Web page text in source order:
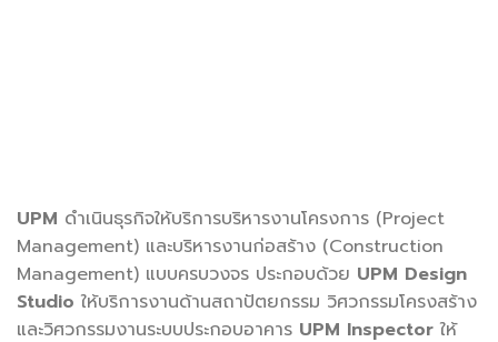
UPM ดำเนินธุรกิจให้บริการบริหารงานโครงการ (Project
Management) และบริหารงานก่อสร้าง (Construction
Management) แบบครบวงจร ประกอบด้วย UPM Design
Studio ให้บริการงานด้านสถาปัตยกรรม วิศวกรรมโครงสร้าง
และวิศวกรรมงานระบบประกอบอาคาร UPM Inspector ให้